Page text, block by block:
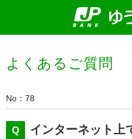
よくあるご質問
No 78
インターネット上